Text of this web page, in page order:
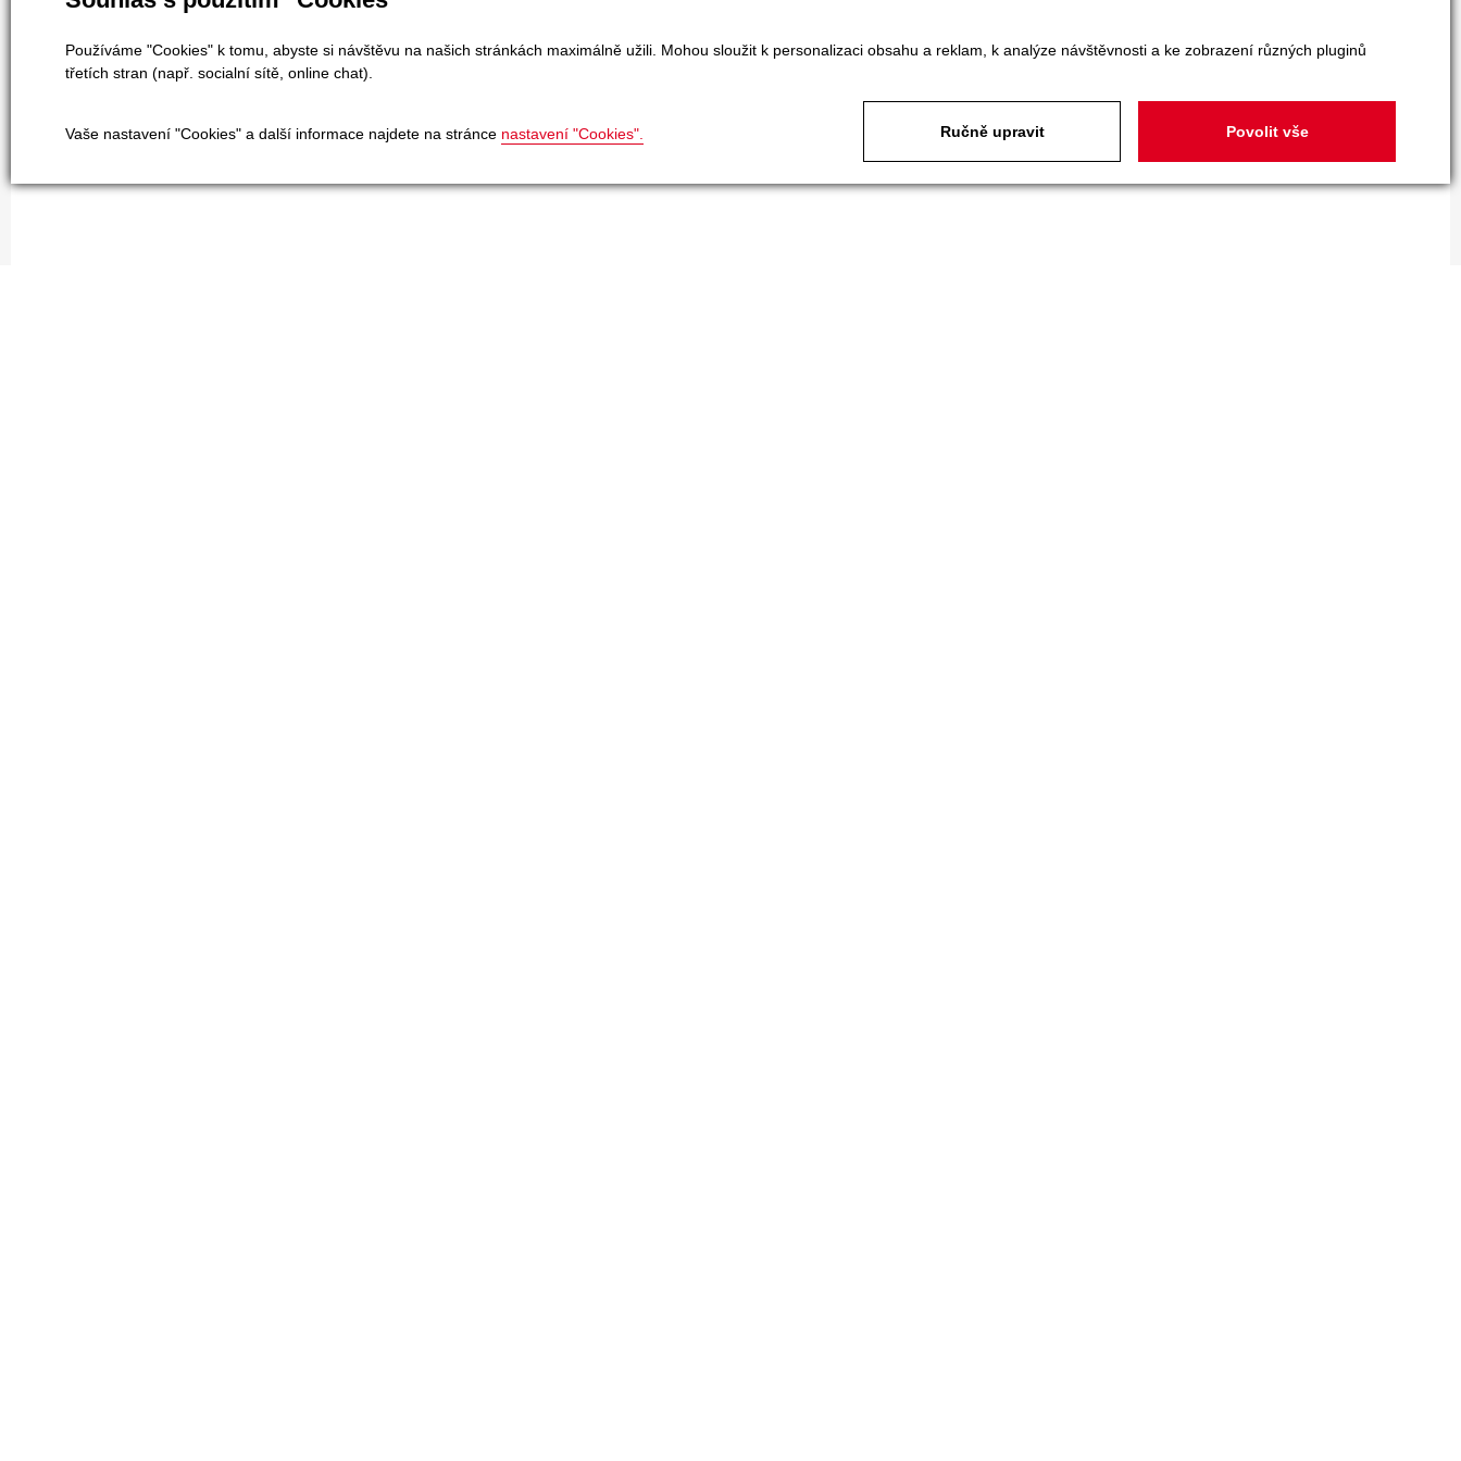
Používáme "Cookies" k tomu, abyste si návštěvu na našich stránkách maximálně užili. Mohou sloužit k personalizaci obsahu a reklam, k analýze návštěvnosti a ke zobrazení různých pluginů
třetích stran (např. socialní sítě, online chat).
Vaše nastavení "Cookies" a další informace najdete na stránce nastavení "Cookies". Ručně upravit Povolit vše